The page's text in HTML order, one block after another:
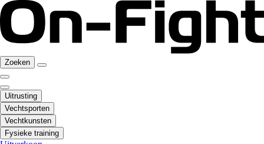
Zoeken
Uitrusting
Vechtsporten
Vechtkunsten
Fysieke training